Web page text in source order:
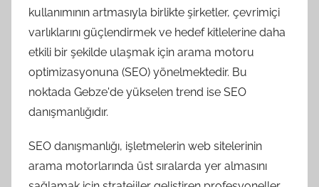
kullanımının artmasıyla birlikte şirketler, çevrimiçi
varlıklarını güçlendirmek ve hedef kitlelerine daha
etkili bir şekilde ulaşmak için arama motoru
optimizasyonuna (SEO) yönelmektedir. Bu
noktada Gebze'de yükselen trend ise SEO
danışmanlığıdır.
SEO danışmanlığı, işletmelerin web sitelerinin
arama motorlarında üst sıralarda yer almasını